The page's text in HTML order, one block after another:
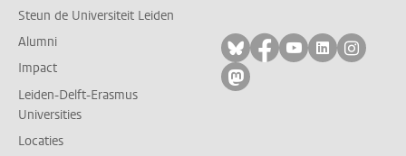
Steun de Universiteit Leiden
Alumni
Impact
Leiden-Delft-Erasmus
Universities
Locaties
Volg ons op bluesky
Volg ons op
Volg ons op
Volg ons
Volg
Volg ons op mastodon